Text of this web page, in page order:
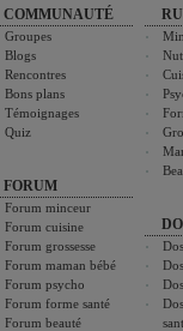
COMMUNAUTÉ
Groupes
Blogs
Rencontres
Bons plans
Témoignages
Quiz
FORUM
Forum minceur
Forum cuisine
Forum grossesse
Forum maman bébé
Forum psycho
Forum forme santé
Forum beauté